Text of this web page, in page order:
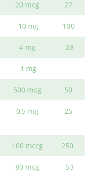
20 mcg 27
10 mg 100
4 mg 28
1 mg
500 mcg 50
0,5 mg 25
100 mccg 250
80 mcg 53